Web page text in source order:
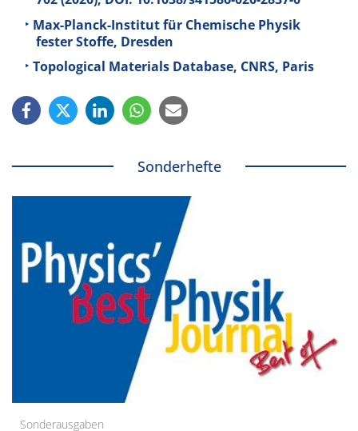
Max-Planck-Institut für Chemische Physik
fester Stoffe, Dresden
Topological Materials Database, CNRS, Paris
Sonderhefte
Sonderausgaben